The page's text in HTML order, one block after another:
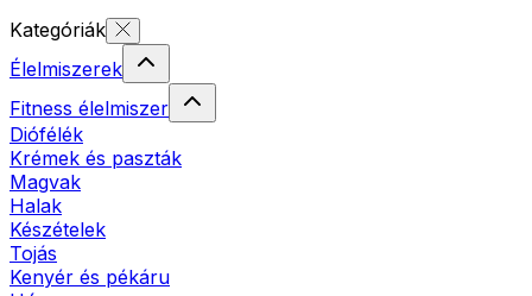
Kategóriák
Élelmiszerek
Fitness élelmiszer
Diófélék
Krémek és paszták
Magvak
Halak
Készételek
Tojás
Kenyér és pékáru